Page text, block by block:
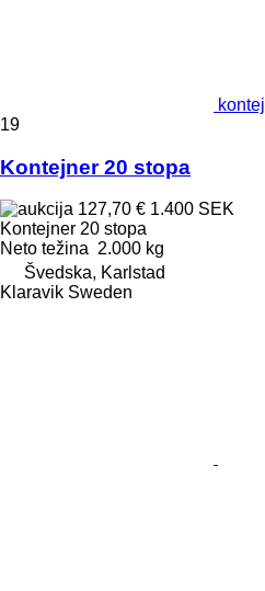
19
Kontejner 20 stopa
127,70 € 1.400 SEK
Kontejner 20 stopa
Neto težina 2.000 kg
Švedska, Karlstad
Klaravik Sweden